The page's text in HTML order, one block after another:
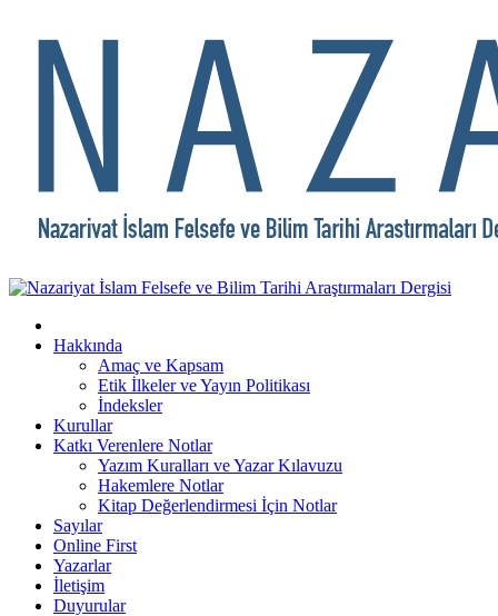
Hakkında
Amaç ve Kapsam
Etik İlkeler ve Yayın Politikası
İndeksler
Kurullar
Katkı Verenlere Notlar
Yazım Kuralları ve Yazar Kılavuzu
Hakemlere Notlar
Kitap Değerlendirmesi İçin Notlar
Sayılar
Online First
Yazarlar
İletişim
Duyurular